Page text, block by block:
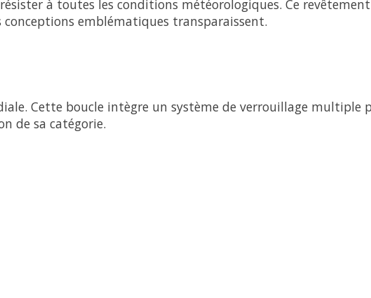
à toutes les conditions météorologiques. Ce
emblématiques transparaissent.
Cette boucle intègre un système de verrouillage multiple
de sa catégorie.